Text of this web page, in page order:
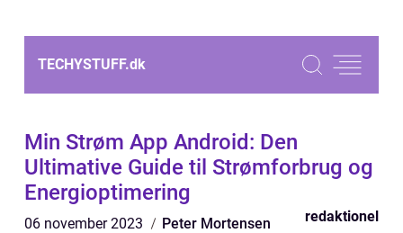
TECHYSTUFF.dk
Min Strøm App Android: Den
Ultimative Guide til Strømforbrug og
Energioptimering
06 november 2023 Peter Mortensen redaktionel